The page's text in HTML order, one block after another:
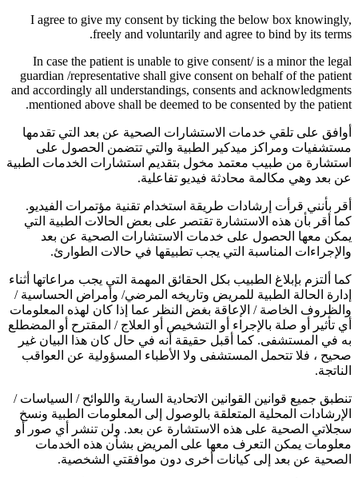
I agree to give my consent by ticking the below box knowingly,
freely and voluntarily and agree to bind by its terms.
In case the patient is unable to give consent/ is a minor the legal
guardian /representative shall give consent on behalf of the patient
and accordingly all understandings, consents and acknowledgments
mentioned above shall be deemed to be consented by the patient.
أوافق على تلقي خدمات الاستشارات الصحية عن بعد التي تقدمها
مستشفيات ومراكز ميدكير الطبية والتي تتضمن الحصول على
استشارة من طبيب معتمد مخول بتقديم استشارات الخدمات الطبية
عن بعد وهي مكالمة محادثة فيديو تفاعلية.
أقر بأنني قرأت إرشادات طريقة استخدام تقنية مؤتمرات الفيديو.
كما أقر بأن هذه الاستشارة تقتصر على بعض الحالات الطبية التي
يمكن معها الحصول على خدمات الاستشارات الصحية عن بعد
والإجراءات المناسبة التي يجب تطبيقها في حالات الطوارئ.
كما ألتزم بإبلاغ الطبيب بكل الحقائق المهمة التي يجب مراعاتها أثناء
إدارة الحالة الطبية للمريض وتاريخه المرضي/ وأمراض الحساسية /
والظروف الخاصة / الإعاقة بغض النظر عما إذا كان لهذه المعلومات
أي تأثير أو صلة بالإجراء أو التشخيص أو العلاج / المقترح أو المضطلع
به في المستشفى. كما أقبل حقيقة أنه في حال كان هذا البيان غير
صحيح ، فلا تتحمل المستشفى ولا الأطباء المسؤولية عن العواقب
الناتجة.
تنطبق جميع قوانين القوانين الاتحادية السارية واللوائح / السياسات /
الإرشادات المحلية المتعلقة بالوصول إلى المعلومات الطبية ونسخ
سجلاتي الصحية على هذه الاستشارة عن بعد. ولن تنشر أي صور أو
معلومات يمكن التعرف معها على المريض بشأن هذه الخدمات
الصحية عن بعد إلى كيانات أخرى دون موافقتي الشخصية.